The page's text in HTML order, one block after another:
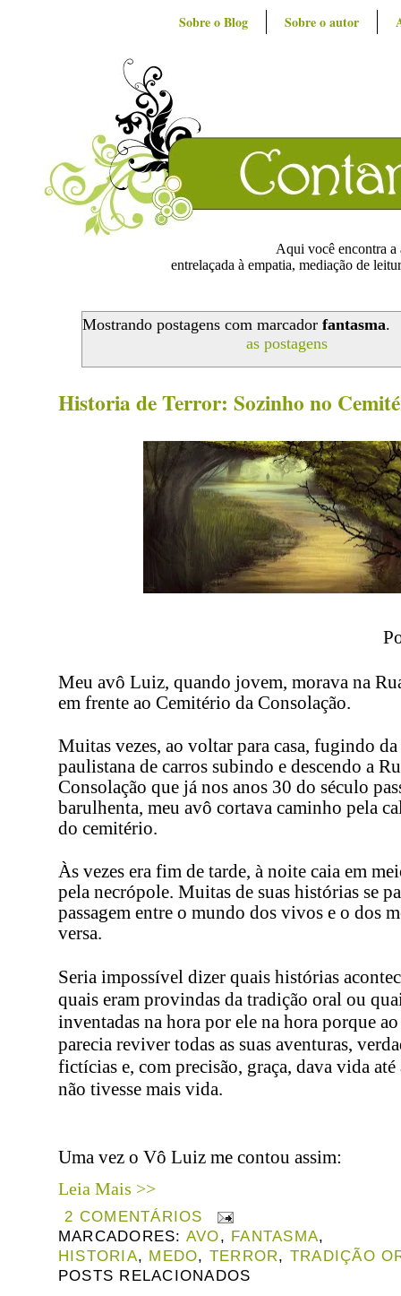
Sobre o Blog Sobre o autor
Aqui você encontra
entrelaçada à empatia, mediação de
Mostrando postagens com marcador fantasma.
as postagens
Historia de Terror: Sozinho no
Meu avô Luiz, quando jovem, morava na
em frente ao Cemitério da Consolação.
Muitas vezes, ao voltar para casa, fugindo
paulistana de carros subindo e descendo a
Consolação que já nos anos 30 do século
barulhenta, meu avô cortava caminho pela
do cemitério.
Às vezes era fim de tarde, à noite caia em
pela necrópole. Muitas de suas histórias se
passagem entre o mundo dos vivos e o dos
versa.
Seria impossível dizer quais histórias
quais eram provindas da tradição oral ou
inventadas na hora por ele na hora porque
parecia reviver todas as suas aventuras,
fictícias e, com precisão, graça, dava vida
não tivesse mais vida.
Uma vez o Vô Luiz me contou assim:
Leia Mais >>
2 COMENTÁRIOS
MARCADORES: AVO, FANTASMA,
HISTORIA, MEDO, TERROR, TRADIÇÃO
POSTS RELACIONADOS